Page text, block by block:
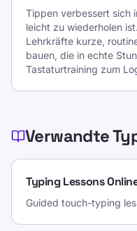
Tippen verbessert sich
leicht zu wiederholen
Lehrkräfte kurze,
bauen, die in echte
Tastaturtraining zum
Verwandte
Typing Lessons
Guided touch-typing